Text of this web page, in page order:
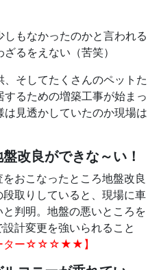
もなかったのかと言われる
るをえない（苦笑）
そしてたくさんのペットた
るための増築工事が始まっ
見透かしていたのか現場は
改良ができな～い！
おこなったところ地盤改良
取りしていると、現場に車
判明。地盤の悪いところを
計変更を強いられること
ーター☆☆☆★★】